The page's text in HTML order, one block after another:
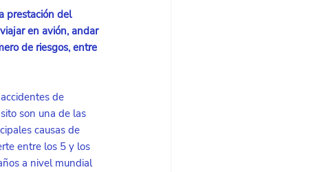
prestación del
en avión, andar
de riesgos, entre
de
son una de las
causas de
entre los 5 y los
a nivel mundial